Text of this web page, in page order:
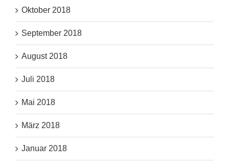
Oktober 2018
September 2018
August 2018
Juli 2018
Mai 2018
März 2018
Januar 2018